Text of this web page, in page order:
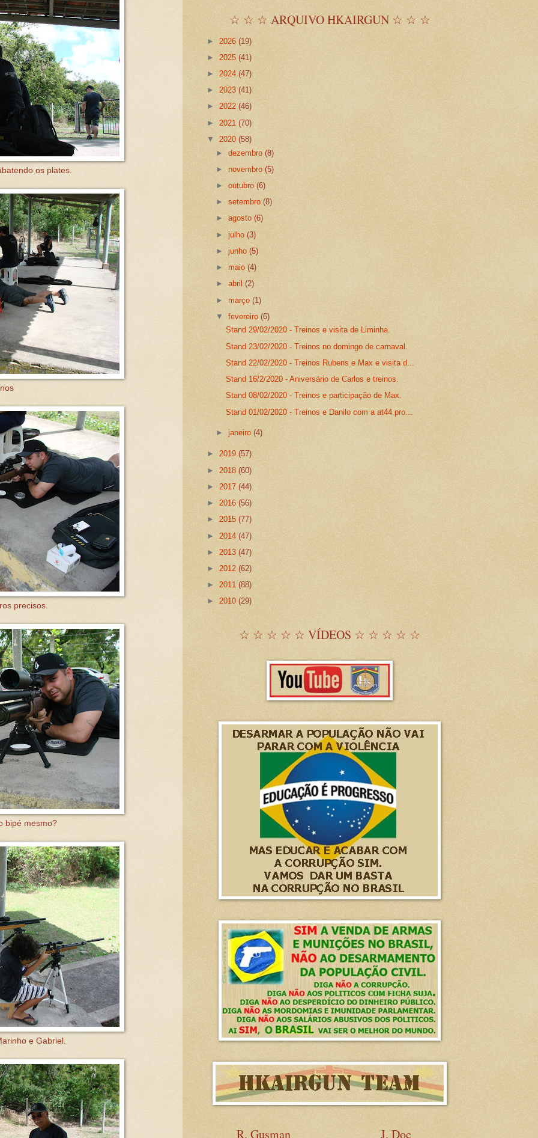
os plates.
precisos.
bipé mesmo?
e Gabriel.
☆ ☆ ☆ ARQUIVO HKAIRGUN ☆ ☆ ☆
► 2026 (19)
► 2025 (41)
► 2024 (47)
► 2023 (41)
► 2022 (46)
► 2021 (70)
▼ 2020 (58)
►dezembro(8)
►novembro(5)
►outubro(6)
►setembro(8)
►agosto(6)
►julho(3)
►junho(5)
►maio(4)
►abril(2)
►março(1)
▼fevereiro(6)
Stand 29/02/2020 - Treinos e visita de Liminha.
Stand 23/02/2020 - Treinos no domingo de carnaval.
Stand 22/02/2020 - Treinos Rubens e Max e visita d...
Stand 16/2/2020 - Aniversário de Carlos e treinos.
Stand 08/02/2020 - Treinos e participação de Max.
Stand 01/02/2020 - Treinos e Danilo com a at44 pro...
►janeiro(4)
► 2019 (57)
► 2018 (60)
► 2017 (44)
► 2016 (56)
► 2015 (77)
► 2014 (47)
► 2013 (47)
► 2012 (62)
► 2011 (88)
► 2010 (29)
☆ ☆ ☆ ☆ ☆ VÍDEOS ☆ ☆ ☆ ☆ ☆
R. Gusman J. Doc